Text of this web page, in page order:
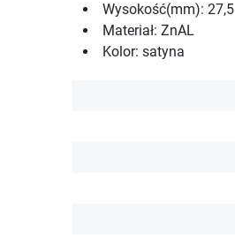
Wysokość(mm): 27,5
Materiał: ZnAL
Kolor: satyna